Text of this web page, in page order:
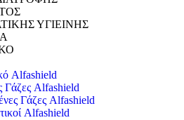
ΥΓΙΕΙΝΗΣ
Alfashield
Γάζες Alfashield
Γάζες Alfashield
Alfashield